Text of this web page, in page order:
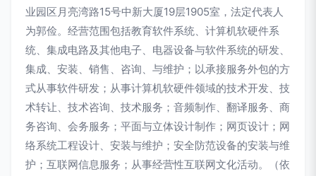
业园区月亮湾路15号中新大厦19层1905室，法定代表人
为郭俭。经营范围包括教育软件系统、计算机软硬件系
统、集成电路及其他电子、电器设备与软件系统的研发、
集成、安装、销售、咨询、与维护；以承接服务外包的方
式从事软件研发；从事计算机软硬件领域的技术开发、技
术转让、技术咨询、技术服务；音频制作、翻译服务、商
务咨询、会务服务；平面与立体设计制作；网页设计；网
络系统工程设计、安装与维护；安全防范设备的安装与维
护；互联网信息服务；从事经营性互联网文化活动。（依